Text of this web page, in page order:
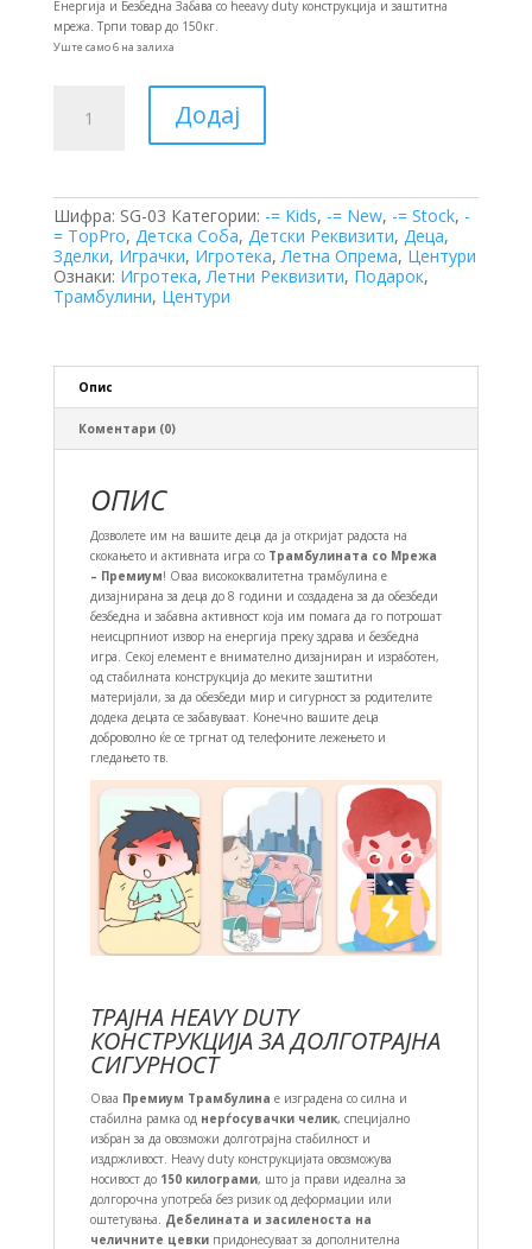
Енергија и Безбедна Забава со heeavy duty конструкција и заштитна
мрежа. Трпи товар до 150кг.
Уште само 6 на залиха
количина
Додај
Шифра: SG-03 Категории: -= Kids, -= New, -= Stock, -
= TopPro, Детска Соба, Детски Реквизити, Деца,
Зделки, Играчки, Игротека,Летна Опрема, Центури
Ознаки: Игротека,Летни Реквизити, Подарок,
Трамбулини, Центури
Опис
Коментари (0)
ОПИС
Дозволете им на вашите деца да ја откријат радоста на
скокањето и активната игра со Трамбулината со Мрежа
– Премиум! Оваа висококвалитетна трамбулина е
дизајнирана за деца до 8 години и создадена за да обезбеди
безбедна и забавна активност која им помага да го потрошат
неисцрпниот извор на енергија преку здрава и безбедна
игра. Секој елемент е внимателно дизајниран и изработен,
од стабилната конструкција до меките заштитни
материјали, за да обезбеди мир и сигурност за родителите
додека децата се забавуваат. Конечно вашите деца
доброволно ќе се тргнат од телефоните лежењето и
гледањето тв.
ТРАЈНА HEAVY DUTY
КОНСТРУКЦИЈА ЗА ДОЛГОТРАЈНА
СИГУРНОСТ
Оваа Премиум Трамбулина е изградена со силна и
стабилна рамка од нерѓосувачки челик, специјално
избран за да овозможи долготрајна стабилност и
издржливост. Heavy duty конструкцијата овозможува
носивост до 150 килограми, што ја прави идеална за
долгорочна употреба без ризик од деформации или
оштетувања. Дебелината и засиленоста на
челичните цевкипридонесуваат за дополнителна